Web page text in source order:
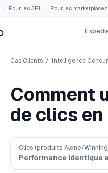
/ Pour les 3PL / Pour les marketplaces
Cas Clients / Intelligence
Comment
de clics
Clics (produits Alone/
Performance identique